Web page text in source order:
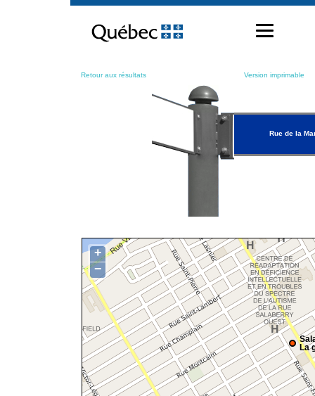
contenu
Retour aux résultats Version imprimable
Rue de la
La
+
−